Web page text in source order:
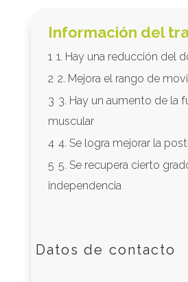
Información del
1 1. Hay una reducción del
2 2. Mejora el rango de
3 3. Hay un aumento de la
muscular
4 4. Se logra mejorar la
5 5. Se recupera cierto
independencia
Datos de contacto